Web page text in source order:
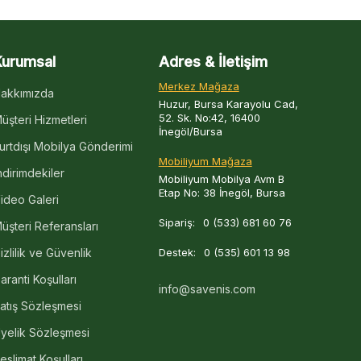
Hizmetleri
Mobilya Gönderimi
Galeri
Referansları
ve Güvenlik
Koşulları
Sözleşmesi
Sözleşmesi
Adres & İletişim
Merkez Mağaza
Huzur, Bursa Karayolu Cad,
52. Sk. No:42, 16400
İnegöl/Bursa
Mobiliyum Mağaza
Mobiliyum Mobilya Avm B
Etap No: 38 İnegöl, Bursa
Sipariş: 0 (533) 681 60 76
Destek: 0 (535) 601 13 98
info@savenis.com